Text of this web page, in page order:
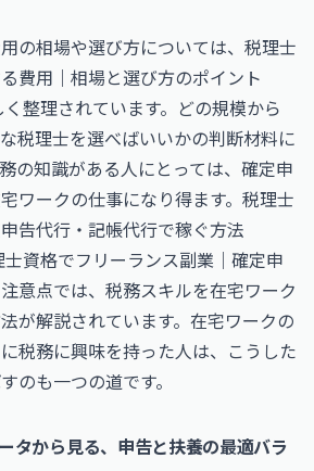
の相場や選び方については、 税理士
費用｜相場と選び方のポイント
く整理されています。どの規模から
税理士を選べばいいかの判断材料に
の知識がある人にとっては、確定申
ワークの仕事になり得ます。 税理士
告代行・記帳代行で稼ぐ方法
士資格でフリーランス副業｜確定申
意点では、税務スキルを在宅ワーク
が解説されています。在宅ワークの
税務に興味を持った人は、こうした
のも一つの道です。
タから見る、申告と扶養の最適バラ